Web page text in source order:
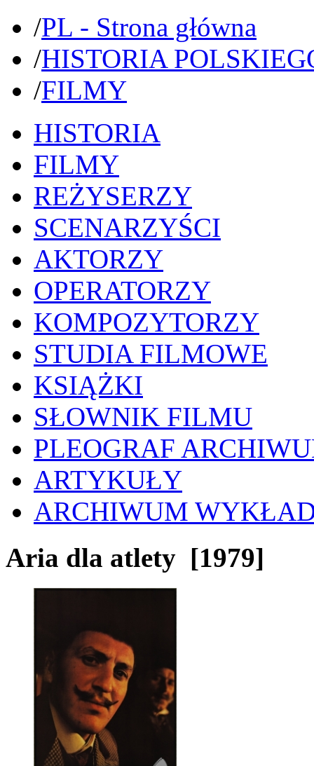
/PL - Strona główna
/HISTORIA
/FILMY
HISTORIA
FILMY
REŻYSERZY
SCENARZYŚCI
AKTORZY
OPERATORZY
KOMPOZYTORZY
STUDIA FILMOWE
KSIĄŻKI
SŁOWNIK FILMU
PLEOGRAF
ARTYKUŁY
ARCHIWUM
Aria dla atlety [1979]